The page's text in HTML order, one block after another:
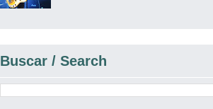
Buscar / Search